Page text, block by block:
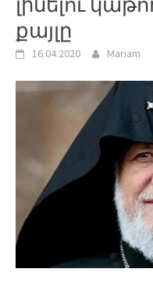
լինելու
քայլը
16.04.2020 Mariam